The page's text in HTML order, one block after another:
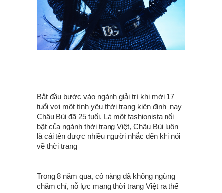
Bắt đầu bước vào ngành giải trí khi mới 17
tuổi với một tình yêu thời trang kiên định, nay
Châu Bùi đã 25 tuổi. Là một fashionista nổi
bật của ngành thời trang Việt, Châu Bùi luôn
là cái tên được nhiều người nhắc đến khi nói
về thời trang
Trong 8 năm qua, cô nàng đã không ngừng
chăm chỉ, nỗ lực mang thời trang Việt ra thế